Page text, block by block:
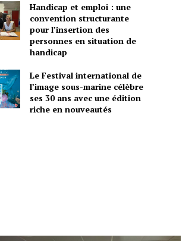
Handicap et emploi : une
convention structurante
pour l’insertion des
personnes en situation de
handicap
Le Festival international de
l’image sous-marine célèbre
ses 30 ans avec une édition
riche en nouveautés